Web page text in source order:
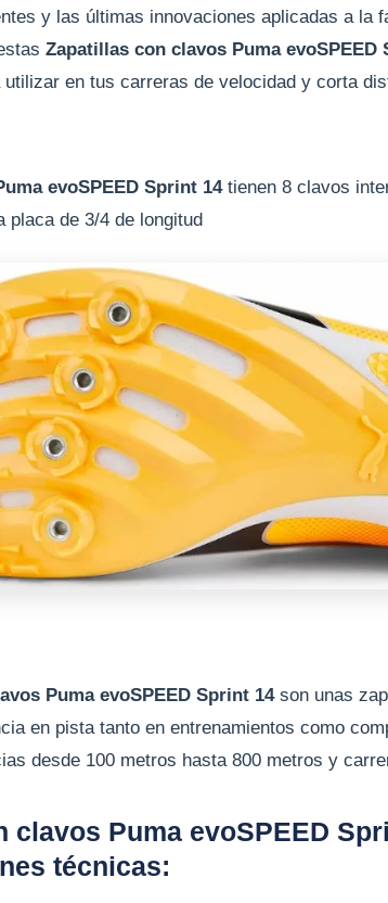
y las últimas innovaciones aplicadas a la
Zapatillas con clavos Puma evoSPEED
utilizar en tus carreras de velocidad y corta
evoSPEED Sprint 14 tienen 8 clavos
placa de 3/4 de longitud
Puma evoSPEED Sprint 14 son unas
en pista tanto en entrenamientos como
desde 100 metros hasta 800 metros y
clavos Puma evoSPEED
técnicas: